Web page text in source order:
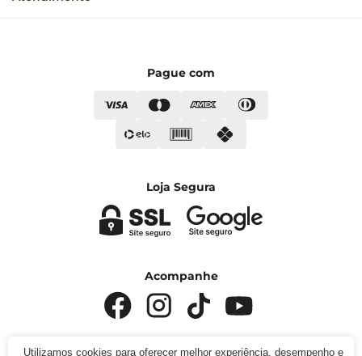
Pague com
Loja Segura
Acompanhe
Utilizamos cookies para oferecer melhor experiência, desempenho e